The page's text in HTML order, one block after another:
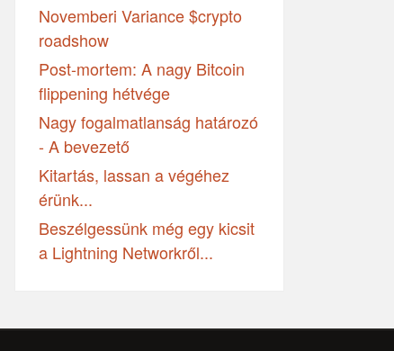
Novemberi Variance $crypto
roadshow
Post-mortem: A nagy Bitcoin
flippening hétvége
Nagy fogalmatlanság határozó
- A bevezető
Kitartás, lassan a végéhez
érünk...
Beszélgessünk még egy kicsit
a Lightning Networkről...